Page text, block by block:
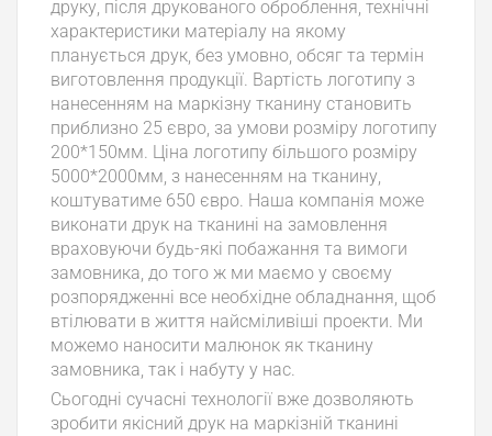
друку, після друкованого оброблення, технічні
характеристики матеріалу на якому
планується друк, без умовно, обсяг та термін
виготовлення продукції. Вартість логотипу з
нанесенням на маркізну тканину становить
приблизно 25 євро, за умови розміру логотипу
200*150мм. Ціна логотипу більшого розміру
5000*2000мм, з нанесенням на тканину,
коштуватиме 650 євро. Наша компанія може
виконати друк на тканині на замовлення
враховуючи будь-які побажання та вимоги
замовника, до того ж ми маємо у своєму
розпорядженні все необхідне обладнання, щоб
втілювати в життя найсміливіші проекти. Ми
можемо наносити малюнок як тканину
замовника, так і набуту у нас.
Сьогодні сучасні технології вже дозволяють
зробити якісний друк на маркізній тканині